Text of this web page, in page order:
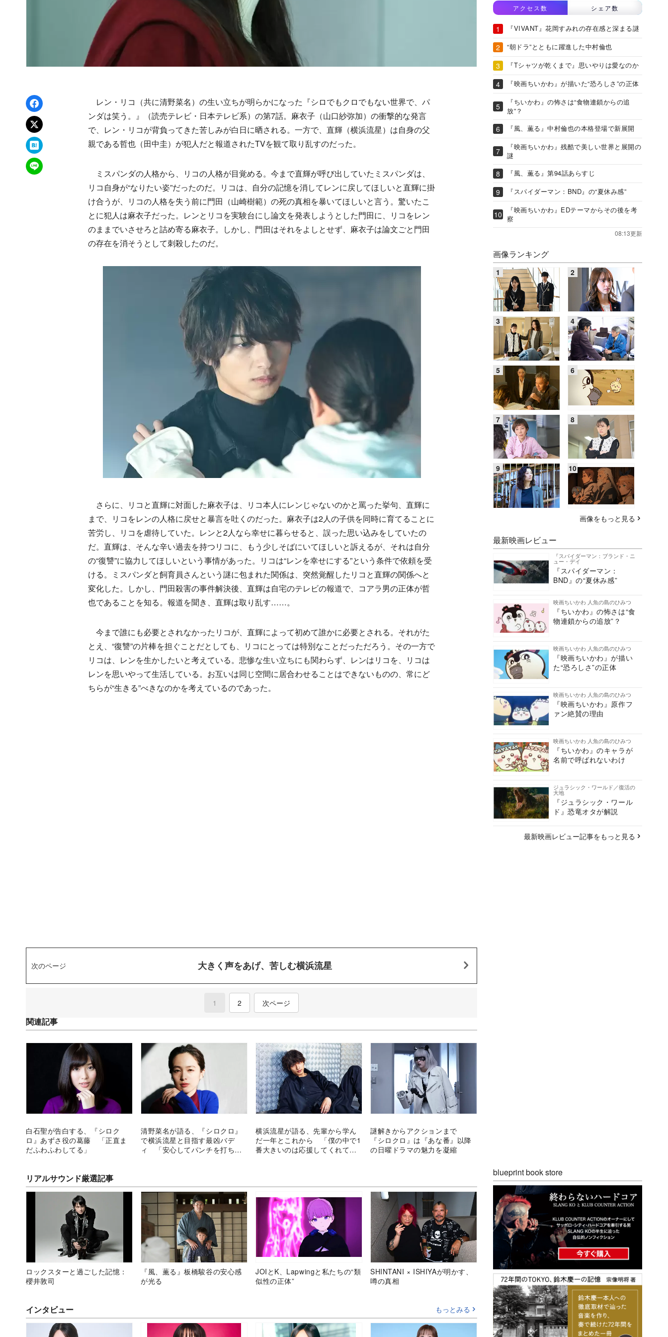
Facebookでシェア
xでポスト
はてなブックマーク
LINEで送る
レン・リコ（共に清野菜名）の生い立ちが明らかになった『シロでもクロでもない世界で、パ
ンダは笑う。』（読売テレビ・日本テレビ系）の第7話。麻衣子（山口紗弥加）の衝撃的な発言
で、レン・リコが背負ってきた苦しみが白日に晒される。一方で、直輝（横浜流星）は自身の父
親である哲也（田中圭）が犯人だと報道されたTVを観て取り乱すのだった。
ミスパンダの人格から、リコの人格が目覚める。今まで直輝が呼び出していたミスパンダは、
リコ自身が“なりたい姿”だったのだ。リコは、自分の記憶を消してレンに戻してほしいと直輝に掛
け合うが、リコの人格を失う前に門田（山崎樹範）の死の真相を暴いてほしいと言う。驚いたこ
とに犯人は麻衣子だった。レンとリコを実験台にし論文を発表しようとした門田に、リコをレン
のままでいさせろと詰め寄る麻衣子。しかし、門田はそれをよしとせず、麻衣子は論文ごと門田
の存在を消そうとして刺殺したのだ。
さらに、リコと直輝に対面した麻衣子は、リコ本人にレンじゃないのかと罵った挙句、直輝に
まで、リコをレンの人格に戻せと暴言を吐くのだった。麻衣子は2人の子供を同時に育てることに
苦労し、リコを虐待していた。レンと2人なら幸せに暮らせると、誤った思い込みをしていたの
だ。直輝は、そんな辛い過去を持つリコに、もう少しそばにいてほしいと訴えるが、それは自分
の“復讐”に協力してほしいという事情があった。リコは“レンを幸せにする”という条件で依頼を受
ける。ミスパンダと飼育員さんという謎に包まれた関係は、突然覚醒したリコと直輝の関係へと
変化した。しかし、門田殺害の事件解決後、直輝は自宅のテレビの報道で、コアラ男の正体が哲
也であることを知る。報道を聞き、直輝は取り乱す……。
今まで誰にも必要とされなかったリコが、直輝によって初めて誰かに必要とされる。それがた
とえ、“復讐”の片棒を担ぐことだとしても、リコにとっては特別なことだっただろう。その一方で
リコは、レンを生かしたいと考えている。悲惨な生い立ちにも関わらず、レンはリコを、リコは
レンを思いやって生活している。お互いは同じ空間に居合わせることはできないものの、常にど
ちらが“生きる”べきなのかを考えているのであった。
次のページ 大きく声をあげ、苦しむ横浜流星
1 (current)
2 次ページ
関連記事
白石聖が告白する、『シロク
ロ』あずさ役の葛藤 「正直ま
だふわふわしてる」
清野菜名が語る、『シロクロ』
で横浜流星と目指す最凶バデ
ィ 「安心してパンチを打ち込
横浜流星が語る、先輩から学ん
だ一年とこれから 「僕の中で1
番大きいのは応援してくれてい
謎解きからアクションまで
『シロクロ』は『あな番』以降
の日曜ドラマの魅力を凝縮
リアルサウンド厳選記事
ロックスターと過ごした記憶：
櫻井敦司
『風、薫る』板橋駿谷の安心感
が光る
JOIとK、Lapwingと私たちの“類
似性の正体”
SHINTANI × ISHIYAが明かす、
噂の真相
インタビュー もっとみる
アクセス数 シェア数
『VIVANT』花岡すみれの存在感と深まる謎
“朝ドラ”とともに躍進した中村倫也
『Tシャツが乾くまで』思いやりは愛なのか
『映画ちいかわ』が描いた“恐ろしさ”の正体
『ちいかわ』の怖さは“食物連鎖からの追
放”？
『風、薫る』中村倫也の本格登場で新展開
『映画ちいかわ』残酷で美しい世界と展開の
謎
『風、薫る』第94話あらすじ
『スパイダーマン：BND』の“夏休み感”
『映画ちいかわ』EDテーマからその後を考
察
08:13更新
画像ランキング
画像をもっと見る
最新映画レビュー
『スパイダーマン：ブランド・ニ
ュー・デイ
『スパイダーマン：
BND』の“夏休み感”
映画ちいかわ 人魚の島のひみつ
『ちいかわ』の怖さは“食
物連鎖からの追放”？
映画ちいかわ 人魚の島のひみつ
『映画ちいかわ』が描い
た“恐ろしさ”の正体
映画ちいかわ 人魚の島のひみつ
『映画ちいかわ』原作フ
ァン絶賛の理由
映画ちいかわ 人魚の島のひみつ
『ちいかわ』のキャラが
名前で呼ばれないわけ
ジュラシック・ワールド／復活の
大地
『ジュラシック・ワール
ド』恐竜オタが解説
最新映画レビュー記事をもっと見る
blueprint book store